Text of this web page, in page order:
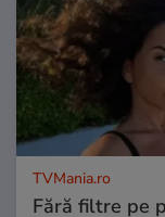
TVMania.ro
Fără filtre pe